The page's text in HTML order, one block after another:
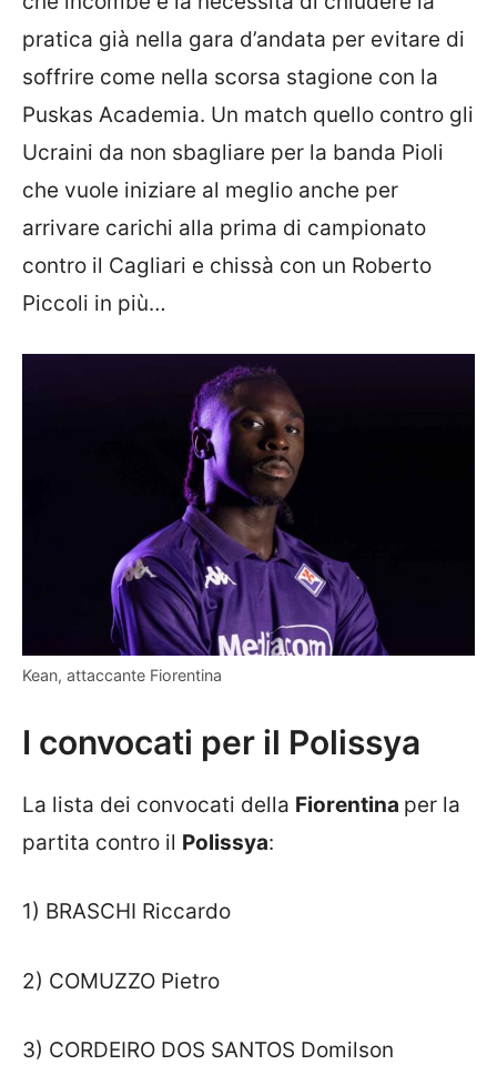
pratica già nella gara d’andata per evitare di
soffrire come nella scorsa stagione con la
Puskas Academia. Un match quello contro gli
Ucraini da non sbagliare per la banda Pioli
che vuole iniziare al meglio anche per
arrivare carichi alla prima di campionato
contro il Cagliari e chissà con un Roberto
Piccoli in più…
Kean, attaccante Fiorentina
I convocati per il Polissya
La lista dei convocati della Fiorentina per la
partita contro il Polissya:
1) BRASCHI Riccardo
2) COMUZZO Pietro
3) CORDEIRO DOS SANTOS Domilson